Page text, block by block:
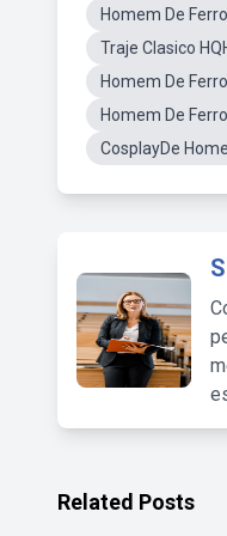
Homem De
Traje Clasico
Homem De
Homem De
CosplayDe
Related Posts